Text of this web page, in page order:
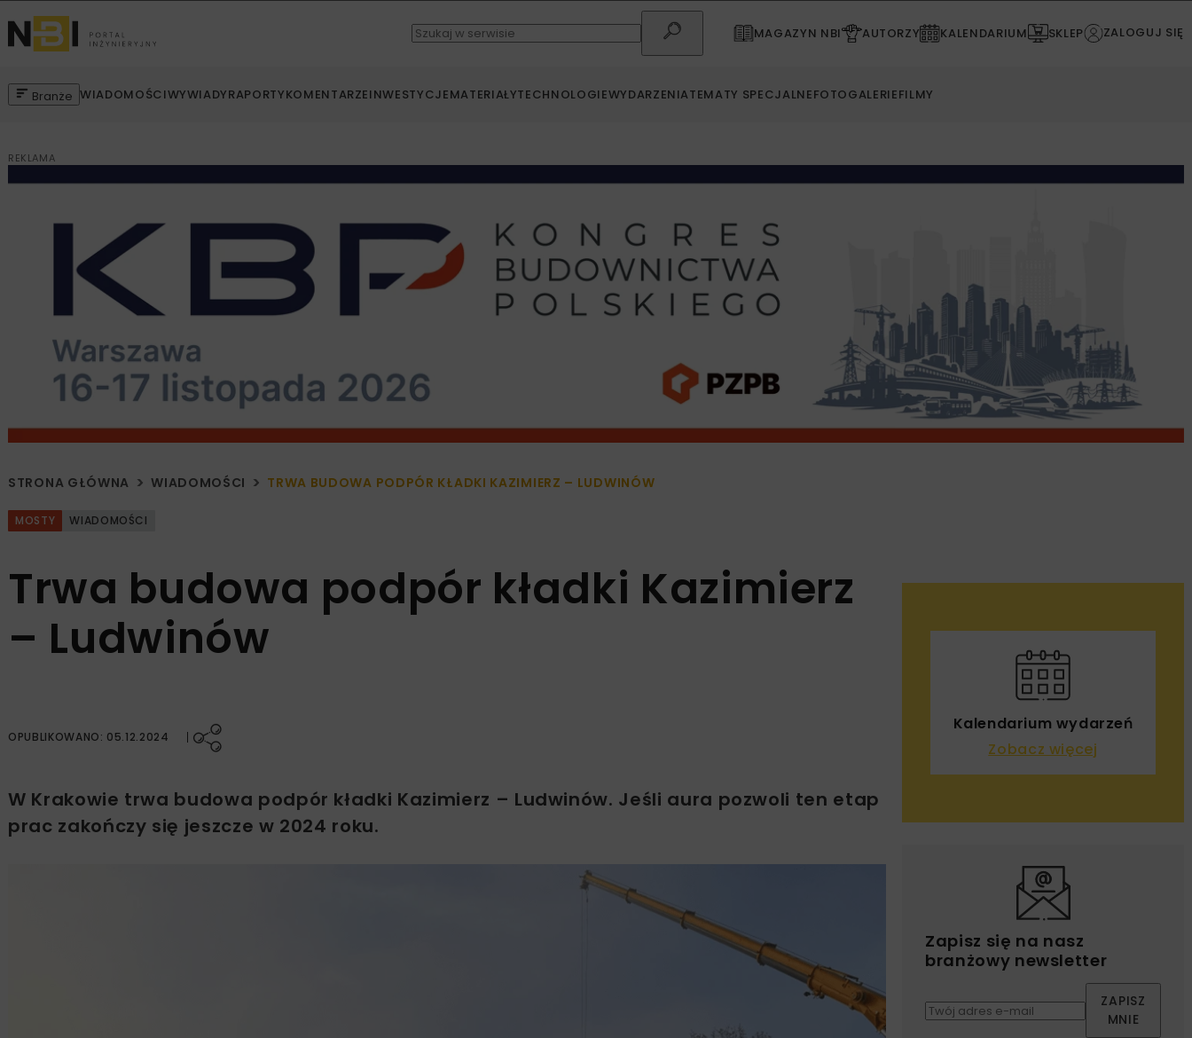
MAGAZYN NBI AUTORZY KALENDARIUM SKLEP ZALOGUJ SIĘ
Branże WIADOMOŚCIWYWIADYRAPORTYKOMENTARZEINWESTYCJEMATERIAŁYTECHNOLOGIEWYDARZENIATEMATY SPECJALNEFOTOGALERIEFILMY
REKLAMA
STRONA GŁÓWNA WIADOMOŚCI TRWA BUDOWA PODPÓR KŁADKI KAZIMIERZ – LUDWINÓW
MOSTY WIADOMOŚCI
Trwa budowa podpór kładki Kazimierz
– Ludwinów
OPUBLIKOWANO: 05.12.2024
W Krakowie trwa budowa podpór kładki Kazimierz – Ludwinów. Jeśli aura pozwoli ten etap
prac zakończy się jeszcze w 2024 roku.
Kalendarium wydarzeń
Zobacz więcej
Zapisz się na nasz
branżowy newsletter
ZAPISZ
MNIE